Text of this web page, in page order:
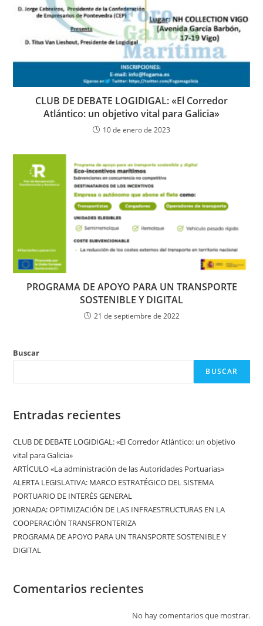
CLUB DE DEBATE LOGIDIGAL: «El Corredor
Atlántico: un objetivo vital para Galicia»
10 de enero de 2023
PROGRAMA DE APOYO PARA UN TRANSPORTE
SOSTENIBLE Y DIGITAL
21 de septiembre de 2022
Buscar
BUSCAR
Entradas recientes
CLUB DE DEBATE LOGIDIGAL: «El Corredor Atlántico: un objetivo
vital para Galicia»
ARTÍCULO «La administración de las Autoridades Portuarias»
ALERTA LEGISLATIVA: MARCO ESTRATÉGICO DEL SISTEMA
PORTUARIO DE INTERÉS GENERAL
JORNADA: OPTIMIZACIÓN DE LAS INFRAESTRUCTURAS EN LA
COOPERACIÓN TRANSFRONTERIZA
PROGRAMA DE APOYO PARA UN TRANSPORTE SOSTENIBLE Y
DIGITAL
Comentarios recientes
No hay comentarios que mostrar.